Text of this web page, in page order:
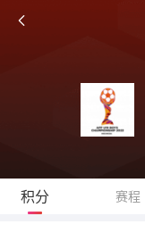
积分 赛程